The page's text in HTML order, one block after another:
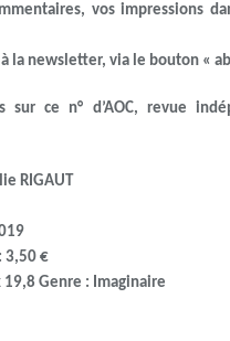
vos impressions
la newsletter, via le bouton «
sur ce n° d’AOC, revue
RIGAUT
3,50 €
19,8 Genre : Imaginaire